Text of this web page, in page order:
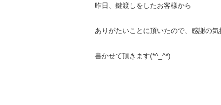
昨日、鍵渡しをしたお客様から
ありがたいことに頂いたので、感謝の気
書かせて頂きます(*^_^*)